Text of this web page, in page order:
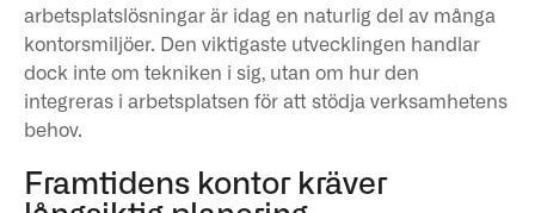
arbetsplatslösningar är idag en naturlig del av många
kontorsmiljöer. Den viktigaste utvecklingen handlar
dock inte om tekniken i sig, utan om hur den
integreras i arbetsplatsen för att stödja verksamhetens
behov.
Framtidens kontor kräver